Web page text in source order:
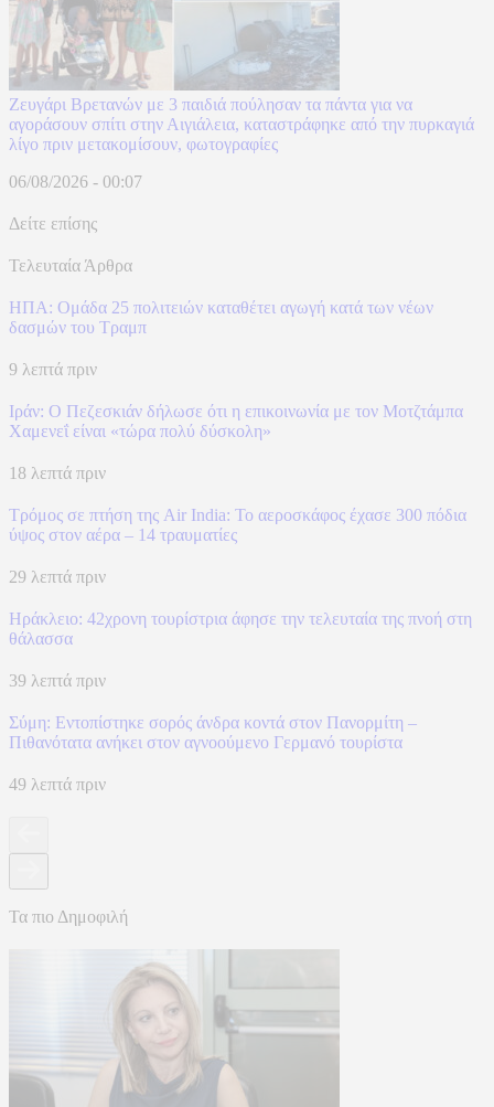
Ζευγάρι Βρετανών με 3 παιδιά πούλησαν τα πάντα για να
αγοράσουν σπίτι στην Αιγιάλεια, καταστράφηκε από την πυρκαγιά
λίγο πριν μετακομίσουν, φωτογραφίες
06/08/2026 - 00:07
Δείτε επίσης
Τελευταία Άρθρα
ΗΠΑ: Ομάδα 25 πολιτειών καταθέτει αγωγή κατά των νέων
δασμών του Τραμπ
9 λεπτά πριν
Ιράν: Ο Πεζεσκιάν δήλωσε ότι η επικοινωνία με τον Μοτζτάμπα
Χαμενεΐ είναι «τώρα πολύ δύσκολη»
18 λεπτά πριν
Τρόμος σε πτήση της Air India: Το αεροσκάφος έχασε 300 πόδια
ύψος στον αέρα – 14 τραυματίες
29 λεπτά πριν
Ηράκλειο: 42χρονη τουρίστρια άφησε την τελευταία της πνοή στη
θάλασσα
39 λεπτά πριν
Σύμη: Εντοπίστηκε σορός άνδρα κοντά στον Πανορμίτη –
Πιθανότατα ανήκει στον αγνοούμενο Γερμανό τουρίστα
49 λεπτά πριν
Τα πιο Δημοφιλή